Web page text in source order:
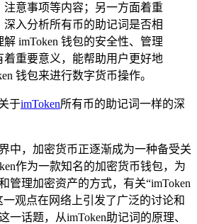
注意事项等内容；另一方面着重
入分析所有币的助记词是否相
imToken 钱包的安全性、管理
着重要意义，能帮助用户更好地
钱包来进行数字货币操作。
于imToken所有币的助记词一样的深
中，加密货币正逐渐成为一种备受关
作为一款知名的加密货币钱包，为
管理加密资产的方式，有关“imToken
观点在网络上引发了广泛的讨论和
一话题，从imToken助记词的原理、